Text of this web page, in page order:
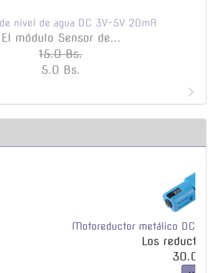
nivel de agua DC 3V-5V 20mA
El módulo Sensor de...
15.0 Bs.
5.0 Bs.
DC 3V - 6V, 1:90, 110Rpm, TT